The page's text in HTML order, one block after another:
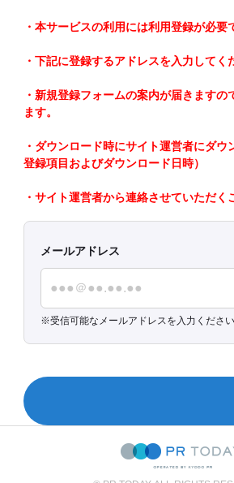
・本サービスの利用には利用登録が必要
・下記に登録するアドレスを入力してく
・新規登録フォームの案内が届きます
ます。
・ダウンロード時にサイト運営者にダ
登録項目およびダウンロード日時）
・サイト運営者から連絡させていただく
メールアドレス
受信可能なメールアドレスを入力ください